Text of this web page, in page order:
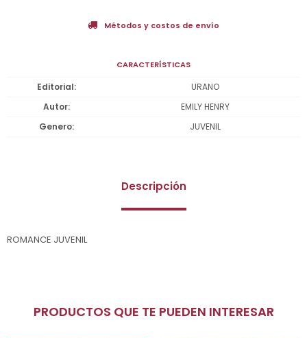
Métodos y costos de envío
CARACTERÍSTICAS
Editorial
URANO
Autor
EMILY HENRY
Genero
JUVENIL
Descripción
ROMANCE JUVENIL
PRODUCTOS QUE TE PUEDEN INTERESAR